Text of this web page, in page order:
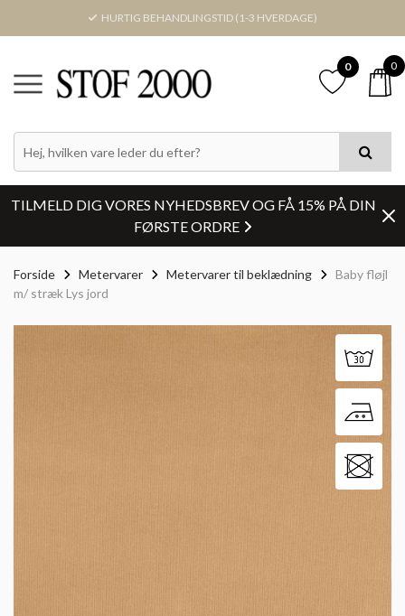
HURTIG BEHANDLINGSTID (1-3 HVERDAGE)
0 0
TILMELD DIG VORES NYHEDSBREV OG FÅ 15% PÅ DIN
FØRSTE ORDRE
Forside Metervarer Metervarer til beklædning
Baby fløjl
m/ stræk Lys jord